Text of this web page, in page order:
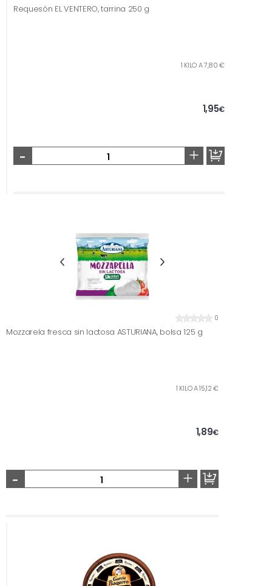
Requesón EL VENTERO, tarrina 250 g
1 KILO A 7,80 €
1,95€
- +
0
Mozzarela fresca sin lactosa ASTURIANA, bolsa 125 g
1 KILO A 15,12 €
1,89€
- +